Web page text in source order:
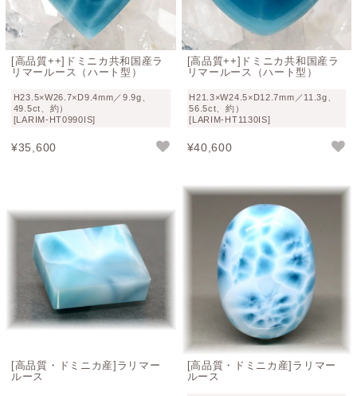
[高品質++]ドミニカ共和国産ラ
リマールース（ハート型）
H23.5×W26.7×D9.4mm／9.9g、
49.5ct、約）
[LARIM-HT0990IS]
¥35,600
[高品質++]ドミニカ共和国産ラ
リマールース（ハート型）
H21.3×W24.5×D12.7mm／11.3g、
56.5ct、約）
[LARIM-HT1130IS]
¥40,600
[高品質・ドミニカ産]ラリマー
ルース
[高品質・ドミニカ産]ラリマー
ルース